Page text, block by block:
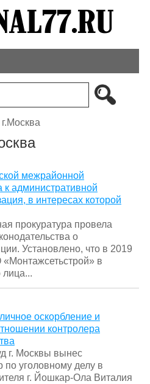
межрайонной
к административной
в интересах которой
прокуратура провела
о
Установлено, что в 2019
в
лица...
оскорбление и
контролера
г. Москвы вынес
по уголовному делу в
г. Йошкар-Ола Виталия